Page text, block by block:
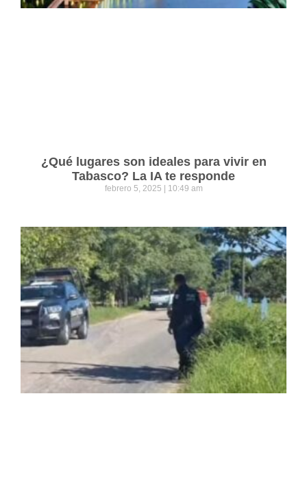
¿Qué lugares son ideales para vivir en
Tabasco? La IA te responde
febrero 5, 2025 10:49 am